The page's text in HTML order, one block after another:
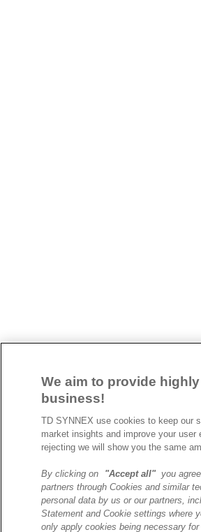
We aim to provide
business!
TD SYNNEX use cookies to keep our
market insights and improve your
rejecting we will show you the same
By clicking on "Accept all"you agree
partners through Cookies and similar
personal data by us or our partners,
Statement and Cookie settings where
only apply cookies being necessary